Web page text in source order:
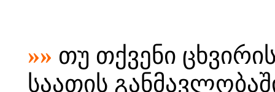
»» თუ თქვენი
საათის